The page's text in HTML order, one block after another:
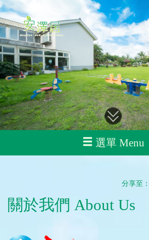
選單 Menu
分享至：
關於我們 About Us